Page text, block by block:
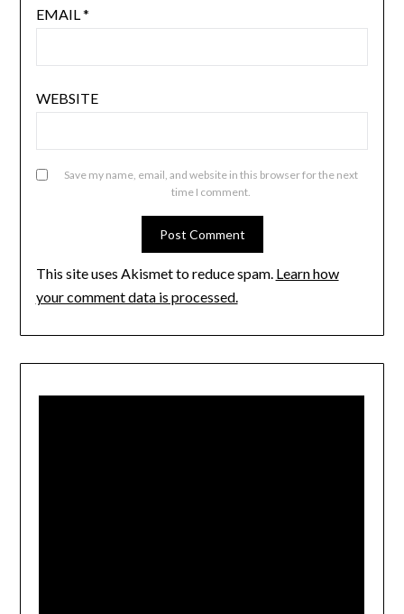
EMAIL*
WEBSITE
Save my name, email, and website in this browser for the next
time I comment.
This site uses Akismet to reduce spam. Learn how
your comment data is processed.